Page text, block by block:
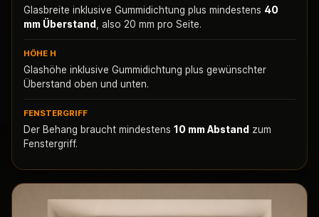
Glasbreite inklusive Gummidichtung plus mindestens 40
mm Überstand
, also 20 mm pro Seite.
HÖHE H
Glashöhe inklusive Gummidichtung plus gewünschter
Überstand oben und unten.
FENSTERGRIFF
Der Behang braucht mindestens 10 mm Abstand zum
Fenstergriff.